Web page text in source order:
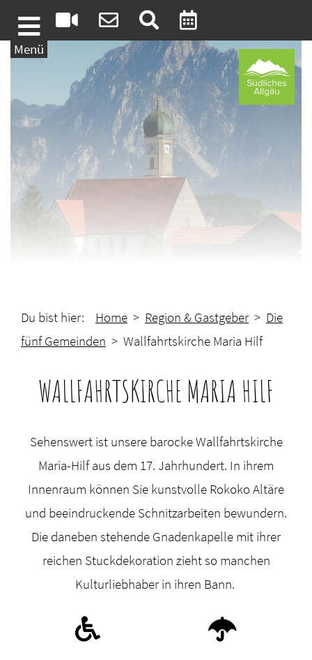
Weiter zum Inhalt
Menü
Du bist hier: Home > Region & Gastgeber > Die
fünf Gemeinden > Wallfahrtskirche Maria Hilf
WALLFAHRTSKIRCHE MARIA HILF
Sehenswert ist unsere barocke Wallfahrtskirche
Maria-Hilf aus dem 17. Jahrhundert. In ihrem
Innenraum können Sie kunstvolle Rokoko Altäre
und beeindruckende Schnitzarbeiten bewundern.
Die daneben stehende Gnadenkapelle mit ihrer
reichen Stuckdekoration zieht so manchen
Kulturliebhaber in ihren Bann.